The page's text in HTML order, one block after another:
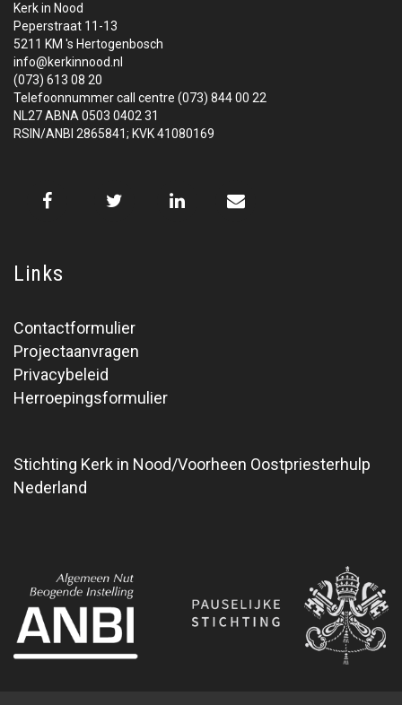
Kerk in Nood
Peperstraat 11-13
5211 KM 's Hertogenbosch
info@kerkinnood.nl
(073) 613 08 20
Telefoonnummer call centre (073) 844 00 22
NL27 ABNA 0503 0402 31
RSIN/ANBI 2865841; KVK 41080169
Links
Contactformulier
Projectaanvragen
Privacybeleid
Herroepingsformulier
Stichting Kerk in Nood/Voorheen Oostpriesterhulp
Nederland